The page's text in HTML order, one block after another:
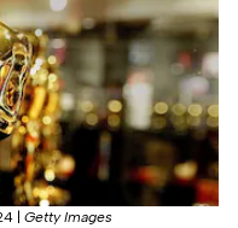
Getty Images